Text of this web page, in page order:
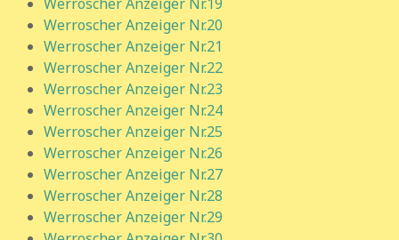
Werroscher Anzeiger Nr.20
Werroscher Anzeiger Nr.21
Werroscher Anzeiger Nr.22
Werroscher Anzeiger Nr.23
Werroscher Anzeiger Nr.24
Werroscher Anzeiger Nr.25
Werroscher Anzeiger Nr.26
Werroscher Anzeiger Nr.27
Werroscher Anzeiger Nr.28
Werroscher Anzeiger Nr.29